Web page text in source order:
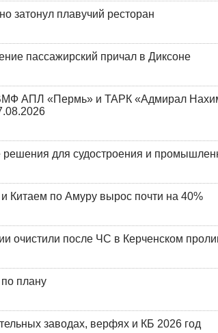
затонул плавучий ресторан
пассажирский причал в Диксоне
АПЛ «Пермь» и ТАРК «Адмирал
решения для судостроения и
Китаем по Амуру вырос почти на 40%
очистили после ЧС в Керченском
плану
заводах, верфях и КБ 2026 год